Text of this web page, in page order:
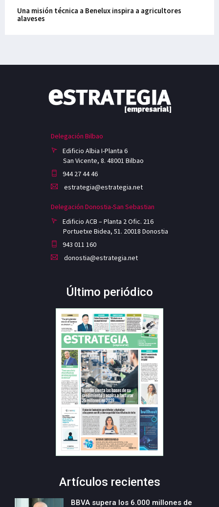
Una misión técnica a Benelux inspira a agricultores
alaveses
Delegación Bilbao
Edificio Albia I-Planta 6
San Vicente, 8. 48001 Bilbao
944 27 44 46
estrategia@estrategia.net
Delegación Donostia-San Sebastian
Edificio ACB – Planta 2 Ofic. 216
Portuetxe Bidea, 51. 20018 Donostia
943 011 160
donostia@estrategia.net
Último periódico
Artículos recientes
BBVA supera los 6.000 millones de